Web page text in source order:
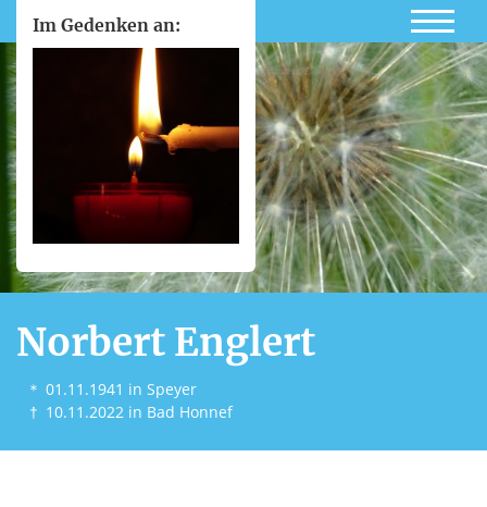
Im Gedenken an:
Norbert Englert
＊ 01.11.1941 in Speyer
† 10.11.2022 in Bad Honnef